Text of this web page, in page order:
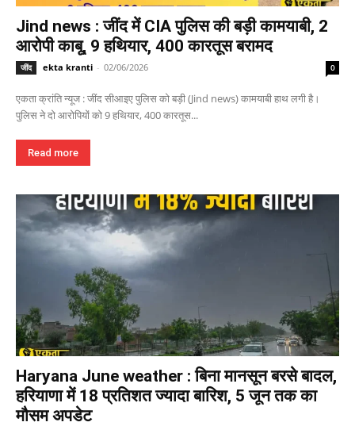
Jind news : जींद में CIA पुलिस की बड़ी कामयाबी, 2
आरोपी काबू, 9 हथियार, 400 कारतूस बरामद
जींद ekta kranti - 02/06/2026 0
एकता क्रांति न्यूज : जींद सीआइए पुलिस को बड़ी (Jind news) कामयाबी हाथ लगी है।
पुलिस ने दो आरोपियों को 9 हथियार, 400 कारतूस...
Read more
Haryana June weather : बिना मानसून बरसे बादल,
हरियाणा में 18 प्रतिशत ज्यादा बारिश, 5 जून तक का
मौसम अपडेट